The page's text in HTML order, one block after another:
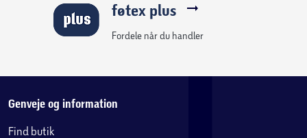
føtex plus
Fordele når du handler
Genveje og information
Find butik